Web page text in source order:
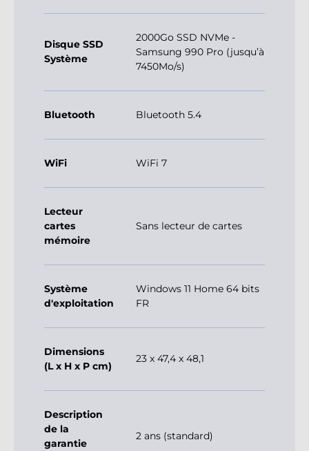
Disque SSD
Système
2000Go SSD NVMe -
Samsung 990 Pro (jusqu’à
7450Mo/s)
Bluetooth Bluetooth 5.4
WiFi WiFi 7
Lecteur
cartes
mémoire
Sans lecteur de cartes
Système
d'exploitation
Windows 11 Home 64 bits
FR
Dimensions
(L x H x P cm)
23 x 47,4 x 48,1
Description
de la
garantie
2 ans (standard)